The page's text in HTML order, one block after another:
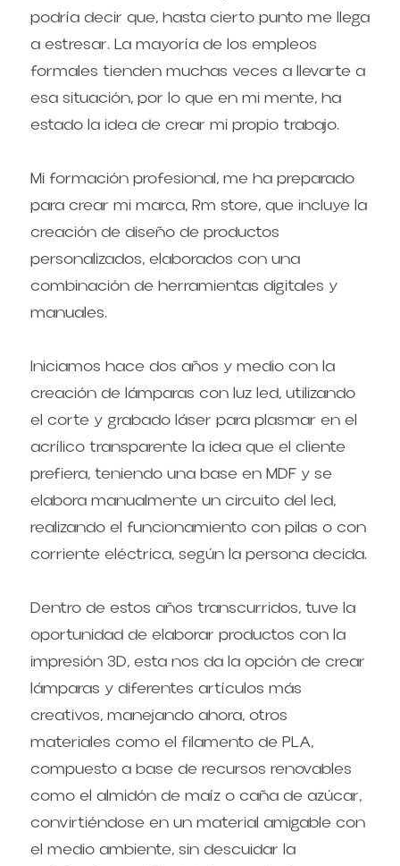
podría decir que, hasta cierto punto me llega
a estresar. La mayoría de los empleos
formales tienden muchas veces a llevarte a
esa situación, por lo que en mi mente, ha
estado la idea de crear mi propio trabajo.
Mi formación profesional, me ha preparado
para crear mi marca, Rm store, que incluye la
creación de diseño de productos
personalizados, elaborados con una
combinación de herramientas digitales y
manuales.
Iniciamos hace dos años y medio con la
creación de lámparas con luz led, utilizando
el corte y grabado láser para plasmar en el
acrílico transparente la idea que el cliente
prefiera, teniendo una base en MDF y se
elabora manualmente un circuito del led,
realizando el funcionamiento con pilas o con
corriente eléctrica, según la persona decida.
Dentro de estos años transcurridos, tuve la
oportunidad de elaborar productos con la
impresión 3D, esta nos da la opción de crear
lámparas y diferentes artículos más
creativos, manejando ahora, otros
materiales como el filamento de PLA,
compuesto a base de recursos renovables
como el almidón de maíz o caña de azúcar,
convirtiéndose en un material amigable con
el medio ambiente, sin descuidar la